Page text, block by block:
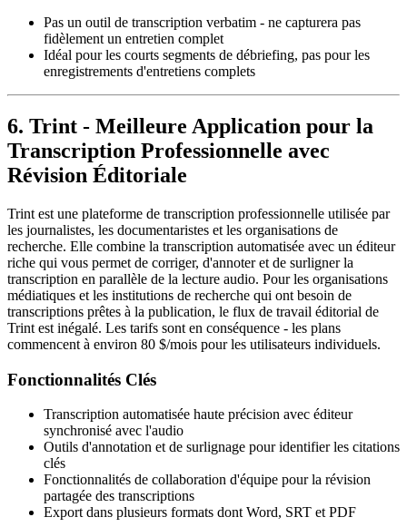
Pas un outil de transcription verbatim - ne capturera pas
fidèlement un entretien complet
Idéal pour les courts segments de débriefing, pas pour les
enregistrements d'entretiens complets
6. Trint - Meilleure Application pour la
Transcription Professionnelle avec
Révision Éditoriale
Trint est une plateforme de transcription professionnelle utilisée par
les journalistes, les documentaristes et les organisations de
recherche. Elle combine la transcription automatisée avec un éditeur
riche qui vous permet de corriger, d'annoter et de surligner la
transcription en parallèle de la lecture audio. Pour les organisations
médiatiques et les institutions de recherche qui ont besoin de
transcriptions prêtes à la publication, le flux de travail éditorial de
Trint est inégalé. Les tarifs sont en conséquence - les plans
commencent à environ 80 $/mois pour les utilisateurs individuels.
Fonctionnalités Clés
Transcription automatisée haute précision avec éditeur
synchronisé avec l'audio
Outils d'annotation et de surlignage pour identifier les citations
clés
Fonctionnalités de collaboration d'équipe pour la révision
partagée des transcriptions
Export dans plusieurs formats dont Word, SRT et PDF